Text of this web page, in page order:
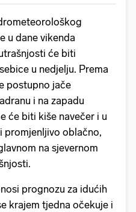
u dane vikenda
će biti
u nedjelju. Prema
postupno jače
i na zapadu
će biti kiše navečer i u
promjenljivo oblačno,
na sjevernom
prognozu za idućih
krajem tjedna očekuje i